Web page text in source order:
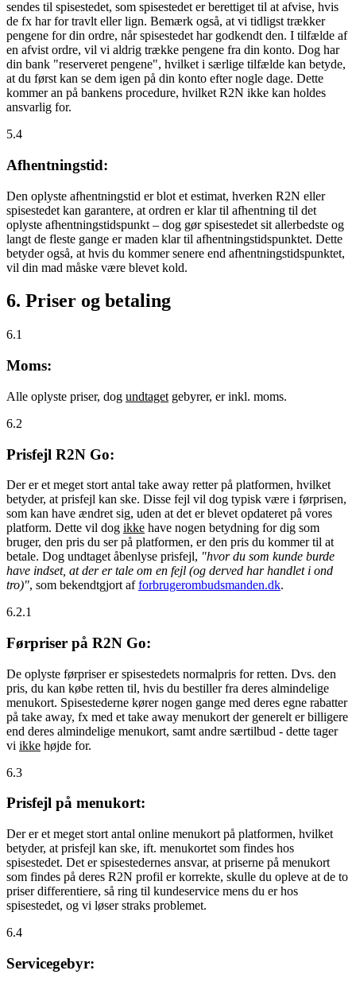
sendes til spisestedet, som spisestedet er berettiget til at afvise, hvis
de fx har for travlt eller lign. Bemærk også, at vi tidligst trækker
pengene for din ordre, når spisestedet har godkendt den. I tilfælde af
en afvist ordre, vil vi aldrig trække pengene fra din konto. Dog har
din bank "reserveret pengene", hvilket i særlige tilfælde kan betyde,
at du først kan se dem igen på din konto efter nogle dage. Dette
kommer an på bankens procedure, hvilket R2N ikke kan holdes
ansvarlig for.
5.4
Afhentningstid:
Den oplyste afhentningstid er blot et estimat, hverken R2N eller
spisestedet kan garantere, at ordren er klar til afhentning til det
oplyste afhentningstidspunkt – dog gør spisestedet sit allerbedste og
langt de fleste gange er maden klar til afhentningstidspunktet. Dette
betyder også, at hvis du kommer senere end afhentningstidspunktet,
vil din mad måske være blevet kold.
6. Priser og betaling
6.1
Moms:
Alle oplyste priser, dog undtaget gebyrer, er inkl. moms.
6.2
Prisfejl R2N Go:
Der er et meget stort antal take away retter på platformen, hvilket
betyder, at prisfejl kan ske. Disse fejl vil dog typisk være i førprisen,
som kan have ændret sig, uden at det er blevet opdateret på vores
platform. Dette vil dog ikke have nogen betydning for dig som
bruger, den pris du ser på platformen, er den pris du kommer til at
betale. Dog undtaget åbenlyse prisfejl, "hvor du som kunde burde
have indset, at der er tale om en fejl (og derved har handlet i ond
tro)", som bekendtgjort afforbrugerombudsmanden.dk.
6.2.1
Førpriser på R2N Go:
De oplyste førpriser er spisestedets normalpris for retten. Dvs. den
pris, du kan købe retten til, hvis du bestiller fra deres almindelige
menukort. Spisestederne kører nogen gange med deres egne rabatter
på take away, fx med et take away menukort der generelt er billigere
end deres almindelige menukort, samt andre særtilbud - dette tager
vi ikke højde for.
6.3
Prisfejl på menukort:
Der er et meget stort antal online menukort på platformen, hvilket
betyder, at prisfejl kan ske, ift. menukortet som findes hos
spisestedet. Det er spisestedernes ansvar, at priserne på menukort
som findes på deres R2N profil er korrekte, skulle du opleve at de to
priser differentiere, så ring til kundeservice mens du er hos
spisestedet, og vi løser straks problemet.
6.4
Servicegebyr: